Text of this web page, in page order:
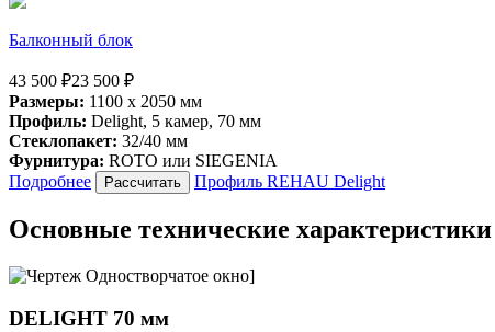
Балконный блок
43 500 ₽23 500 ₽
Размеры: 1100 х 2050 мм
Профиль: Delight, 5 камер, 70 мм
Стеклопакет: 32/40 мм
Фурнитура: ROTO или SIEGENIA
Подробнее
Рассчитать Профиль REHAU Delight
Основные технические характеристики
DELIGHT 70 мм